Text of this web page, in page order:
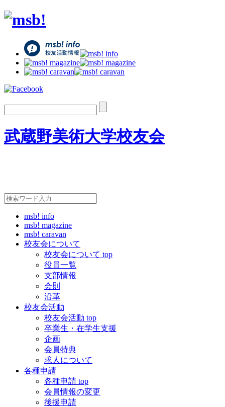
武蔵野美術大学校友会
msb! info
msb! magazine
msb! caravan
校友会について
校友会について top
役員一覧
支部情報
会則
沿革
校友会活動
校友会活動 top
卒業生・在学生支援
企画
会員特典
求人について
各種申請
各種申請 top
会員情報の変更
後援申請